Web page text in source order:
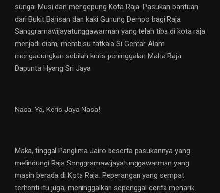
sungai Musi dan mengepung Kota Raja. Pasukan bantuan
dari Bukit Barisan dan kaki Gunung Dempo bagi Raja
Sanggramawijayatunggawarman yang telah tiba di kota raja
menjadi diam, membisu tatkala Si Gentar Alam
mengacungkan sebilah keris peninggalan Maha Raja
Dapunta Hyang Sri Jaya
Nasa. Ya, Keris Jaya Nasa!
Maka, tinggal Panglima Jairo beserta pasukannya yang
melindungi Raja Songgramawijayatunggawarman yang
masih berada di Kota Raja. Peperangan yang sempat
terhenti itu juga, meninggalkan sepenggal cerita menarik